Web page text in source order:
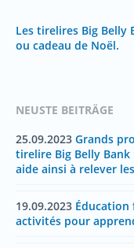
Les tirelires Big Belly
ou cadeau de Noël.
NEUSTE BEITRÄGE
25.09.2023 Grands
tirelire Big Belly
aide ainsi à relever
19.09.2023 Éducation
activités pour